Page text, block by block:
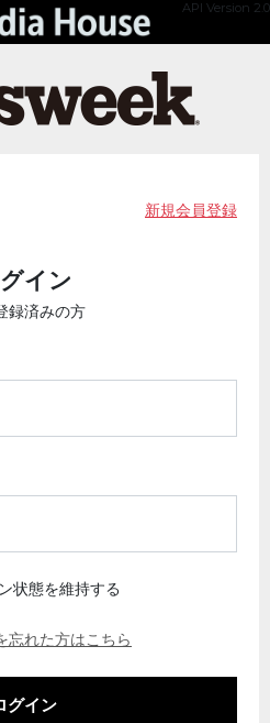
API Version 2.0
新規会員登録
イン
録済みの方
状態を維持する
忘れた方はこちら
グイン